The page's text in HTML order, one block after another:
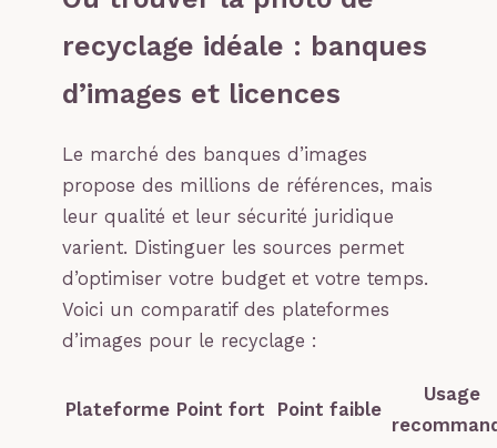
recyclage idéale : banques
d’images et licences
Le marché des banques d’images
propose des millions de références, mais
leur qualité et leur sécurité juridique
varient. Distinguer les sources permet
d’optimiser votre budget et votre temps.
Voici un comparatif des plateformes
d’images pour le recyclage :
Plateforme Point fort Point faible
Usage